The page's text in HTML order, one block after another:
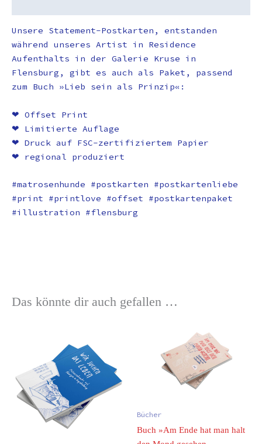
Unsere Statement-Postkarten, entstanden
während unseres Artist in Residence
Aufenthalts in der Galerie Kruse in
Flensburg, gibt es auch als Paket, passend
zum Buch »Lieb sein als Prinzip«:
❤︎ Offset Print
❤︎ Limitierte Auflage
❤︎ Druck auf FSC-zertifiziertem Papier
❤︎ regional produziert
#matrosenhunde #postkarten #postkartenliebe
#print #printlove #offset #postkartenpaket
#illustration #flensburg
Das könnte dir auch gefallen …
Bücher
Buch »Am Ende hat man halt